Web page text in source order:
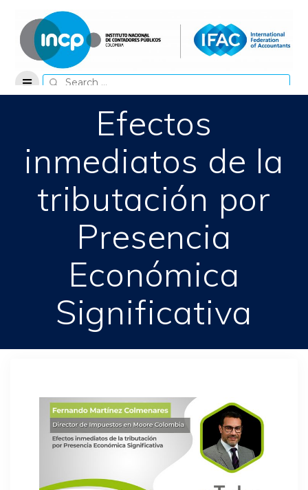
content
Search
for:
Efectos
inmediatos de la
tributación por
Presencia
Económica
Significativa